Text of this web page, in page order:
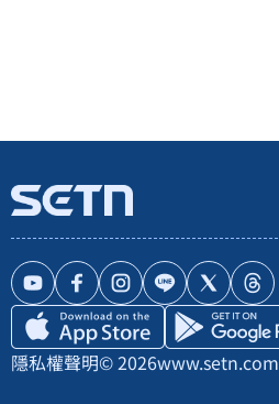
隱私權聲明© 2026www.setn.com